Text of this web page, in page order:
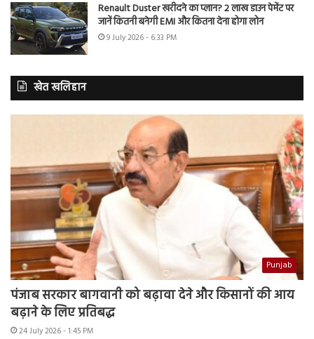
Renault Duster खरीदने का प्लान? 2 लाख डाउन पेमेंट पर
जानें कितनी बनेगी EMI और कितना देना होगा लोन
9 July 2026 - 6:33 PM
खेत खलिहान
Punjab
पंजाब सरकार बागवानी को बढ़ावा देने और किसानों की आय
बढ़ाने के लिए प्रतिबद्ध
24 July 2026 - 1:45 PM